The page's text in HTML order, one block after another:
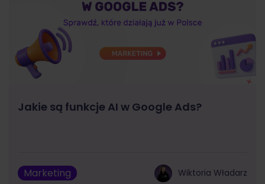
Jakie są funkcje AI w Google Ads?
Marketing Wiktoria Władarz